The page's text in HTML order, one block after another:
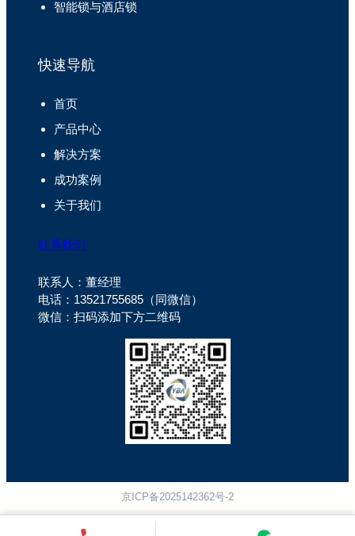
智能锁与酒店锁
快速导航
首页
产品中心
解决方案
成功案例
关于我们
联系我们
联系人：董经理
电话：13521755685（同微信）
微信：扫码添加下方二维码
京ICP备2025142362号-2